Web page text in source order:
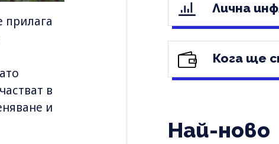
прилага
в
и
Лична
Кога ще
Най-ново